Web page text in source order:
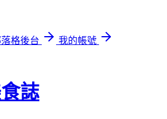
格後台
我的帳號
誌